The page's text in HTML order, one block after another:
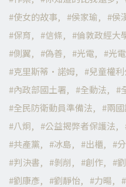
使女的故事
侯家瑜 侯
保育
信條 倫敦政經大
側翼
偽善 光電 光
克里斯蒂·諾姆
兒童權
內政部國土署
全動法
全民防衛動員準備法
兩
八炯
公益揭弊者保護法
共產黨
冰島 出櫃
判決書
剝削 創作
劉康彥
劉靜怡 力暘